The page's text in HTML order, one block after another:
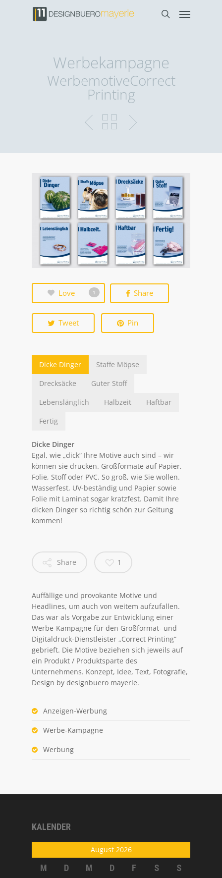
Werbekampagne
WerbemotiveCorrect
Printing
Love 1 Share
Tweet Pin
Dicke Dinger
Staffe Möpse
Drecksäcke
Guter Stoff
Lebenslänglich
Halbzeit
Haftbar
Fertig
Dicke Dinger
Egal, wie „dick“ Ihre Motive auch sind – wir
können sie drucken. Großformate auf Papier,
Folie, Stoff oder PVC. So groß, wie Sie wollen.
Wasserfest, UV-beständig und Papier sowie
Folie mit Laminat sogar kratzfest. Damit Ihre
dicken Dinger so richtig schön zur Geltung
kommen!
Share 1
Auffällige und provokante Motive und
Headlines, um auch von weitem aufzufallen.
Das war als Vorgabe zur Entwicklung einer
Werbe-Kampagne für den Großformat- und
Digitaldruck-Dienstleister „Correct Printing“
gebrieft. Die Motive beziehen sich jeweils auf
ein Produkt / Produktsparte des
Unternehmens. Konzept, Idee, Text, Fotografie,
Design by designbuero mayerle.
Anzeigen-Werbung
Werbe-Kampagne
Werbung
KALENDER
August 2026
M D M D F S S